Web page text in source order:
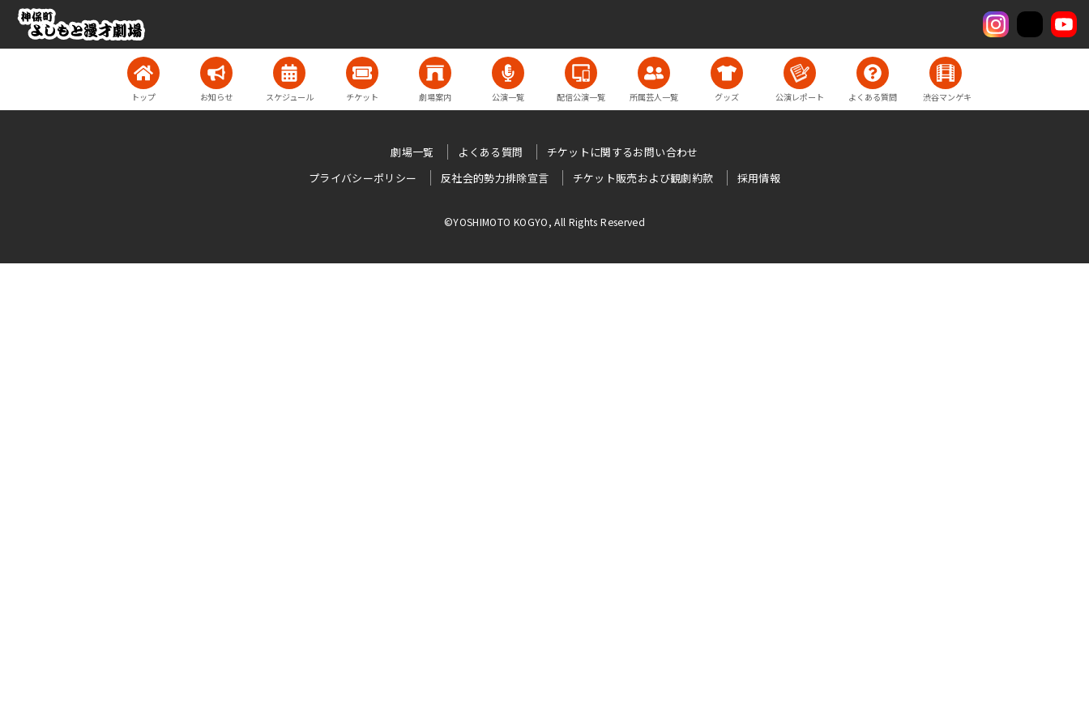
トップ お知らせ スケジュール チケット 劇場案内 公演一覧 配信公演一覧 所属芸人一覧 グッズ 公演レポート よくある質問 渋谷マンゲキ
劇場一覧 よくある質問
チケットに関するお問い合わせ
プライバシーポリシー
反社会的勢力排除宣言 チケット販売および観劇約款 採用情報
©YOSHIMOTO KOGYO, All Rights Reserved